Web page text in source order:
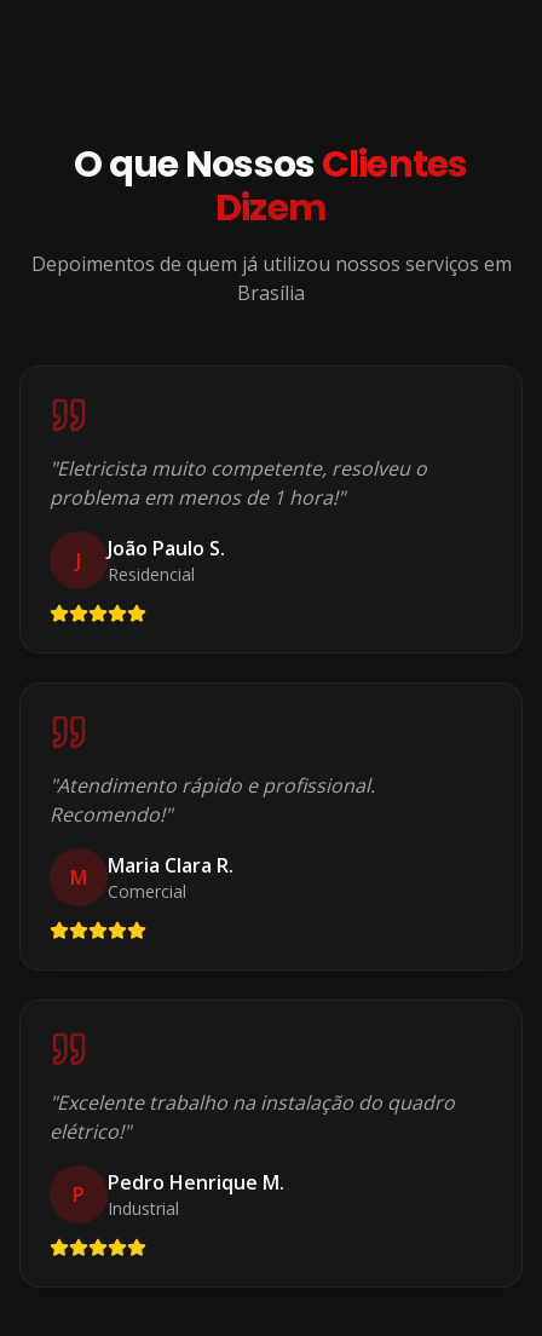
O que NossosClientes
Dizem
Depoimentos de quem já utilizou nossos serviços em
Brasília
"Eletricista muito competente, resolveu o
problema em menos de 1 hora!"
J João Paulo S.
Residencial
"Atendimento rápido e profissional.
Recomendo!"
M Maria Clara R.
Comercial
"Excelente trabalho na instalação do quadro
elétrico!"
P Pedro Henrique M.
Industrial